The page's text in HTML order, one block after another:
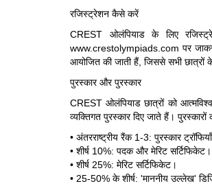
रजिस्ट्रेशन कैसे करें
CREST ओलंपियाड के लिए
www.crestolympiads.com पर
आयोजित की जाती हैं, जिससे सभी छात्रों
पुरस्कार और पुरस्कार
CREST ओलंपियाड छात्रों को
व्यक्तिगत पुरस्कार दिए जाते हैं। पुरस्कारों
• अंतरराष्ट्रीय रैंक 1-3: पुरस्कार
• शीर्ष 10%: पदक और मेरिट सर्टिफिकेट।
• शीर्ष 25%: मेरिट सर्टिफिकेट।
• 25-50% के शीर्ष: 'माननीय उल्लेख'